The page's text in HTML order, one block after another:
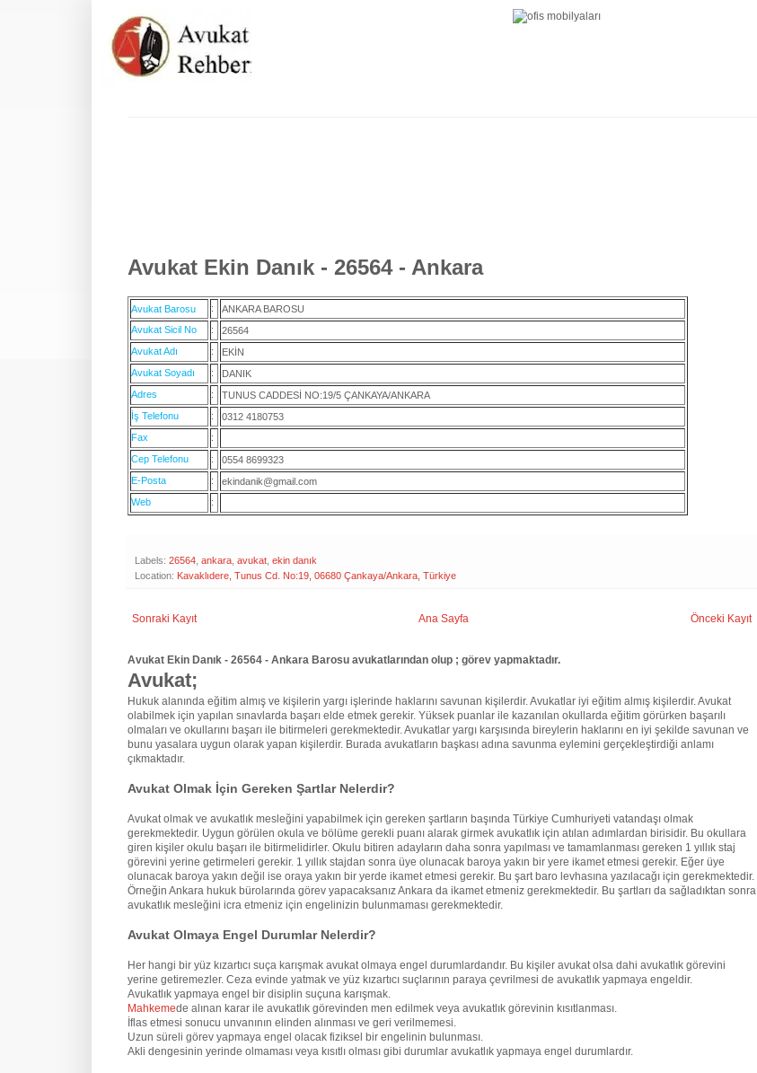
Avukat Ekin Danık - 26564 - Ankara
Avukat Barosu :
ANKARA BAROSU
Avukat Sicil No
:
26564
Avukat Adı
:
EKİN
Avukat Soyadı
:
DANIK
Adres
:
TUNUS CADDESİ NO:19/5 ÇANKAYA/ANKARA
İş Telefonu
:
0312 4180753
Fax
:
Cep Telefonu
:
0554 8699323
E-Posta
:
ekindanik@gmail.com
Web
:
Labels: 26564 ankara avukat ekin danık
Location: Kavaklıdere, Tunus Cd. No:19, 06680 Çankaya/Ankara, Türkiye
Sonraki Kayıt Önceki Kayıt
Ana Sayfa
Avukat Ekin Danık - 26564 - Ankara Barosu avukatlarından olup ; görev yapmaktadır.
Avukat;
Hukuk alanında eğitim almış ve kişilerin yargı işlerinde haklarını savunan kişilerdir. Avukatlar iyi eğitim almış kişilerdir. Avukat
olabilmek için yapılan sınavlarda başarı elde etmek gerekir. Yüksek puanlar ile kazanılan okullarda eğitim görürken başarılı
olmaları ve okullarını başarı ile bitirmeleri gerekmektedir. Avukatlar yargı karşısında bireylerin haklarını en iyi şekilde savunan ve
bunu yasalara uygun olarak yapan kişilerdir. Burada avukatların başkası adına savunma eylemini gerçekleştirdiği anlamı
çıkmaktadır.
Avukat Olmak İçin Gereken Şartlar Nelerdir?
Avukat olmak ve avukatlık mesleğini yapabilmek için gereken şartların başında Türkiye Cumhuriyeti vatandaşı olmak
gerekmektedir. Uygun görülen okula ve bölüme gerekli puanı alarak girmek avukatlık için atılan adımlardan birisidir. Bu okullara
giren kişiler okulu başarı ile bitirmelidirler. Okulu bitiren adayların daha sonra yapılması ve tamamlanması gereken 1 yıllık staj
görevini yerine getirmeleri gerekir. 1 yıllık stajdan sonra üye olunacak baroya yakın bir yere ikamet etmesi gerekir. Eğer üye
olunacak baroya yakın değil ise oraya yakın bir yerde ikamet etmesi gerekir. Bu şart baro levhasına yazılacağı için gerekmektedir.
Örneğin Ankara hukuk bürolarında görev yapacaksanız Ankara da ikamet etmeniz gerekmektedir. Bu şartları da sağladıktan sonra
avukatlık mesleğini icra etmeniz için engelinizin bulunmaması gerekmektedir.
Avukat Olmaya Engel Durumlar Nelerdir?
Her hangi bir yüz kızartıcı suça karışmak avukat olmaya engel durumlardandır. Bu kişiler avukat olsa dahi avukatlık görevini
yerine getiremezler. Ceza evinde yatmak ve yüz kızartıcı suçlarının paraya çevrilmesi de avukatlık yapmaya engeldir.
Avukatlık yapmaya engel bir disiplin suçuna karışmak.
Mahkemede alınan karar ile avukatlık görevinden men edilmek veya avukatlık görevinin kısıtlanması.
İflas etmesi sonucu unvanının elinden alınması ve geri verilmemesi.
Uzun süreli görev yapmaya engel olacak fiziksel bir engelinin bulunması.
Akli dengesinin yerinde olmaması veya kısıtlı olması gibi durumlar avukatlık yapmaya engel durumlardır.